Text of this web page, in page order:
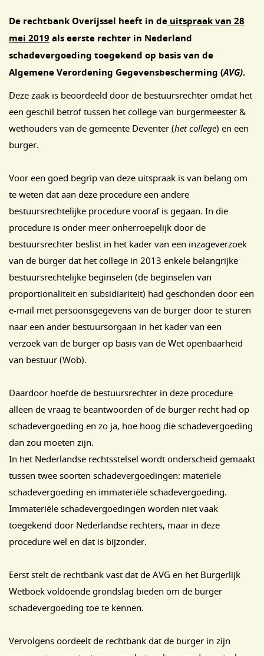
De rechtbank Overijssel heeft in de uitspraakvan 28
mei 2019 als eerste rechter in Nederland
schadevergoeding toegekend op basis van de
Algemene Verordening Gegevensbescherming (AVG).
Deze zaak is beoordeeld door de bestuursrechter omdat het
een geschil betrof tussen het college van burgermeester &
wethouders van de gemeente Deventer (het college) en een
burger.
Voor een goed begrip van deze uitspraak is van belang om
te weten dat aan deze procedure een andere
bestuursrechtelijke procedure vooraf is gegaan. In die
procedure is onder meer onherroepelijk door de
bestuursrechter beslist in het kader van een inzageverzoek
van de burger dat het college in 2013 enkele belangrijke
bestuursrechtelijke beginselen (de beginselen van
proportionaliteit en subsidiariteit) had geschonden door een
e-mail met persoonsgegevens van de burger door te sturen
naar een ander bestuursorgaan in het kader van een
verzoek van de burger op basis van de Wet openbaarheid
van bestuur (Wob).
Daardoor hoefde de bestuursrechter in deze procedure
alleen de vraag te beantwoorden of de burger recht had op
schadevergoeding en zo ja, hoe hoog die schadevergoeding
dan zou moeten zijn.
In het Nederlandse rechtsstelsel wordt onderscheid gemaakt
tussen twee soorten schadevergoedingen: materiele
schadevergoeding en immateriële schadevergoeding.
Immateriële schadevergoedingen worden niet vaak
toegekend door Nederlandse rechters, maar in deze
procedure wel en dat is bijzonder.
Eerst stelt de rechtbank vast dat de AVG en het Burgerlijk
Wetboek voldoende grondslag bieden om de burger
schadevergoeding toe te kennen.
Vervolgens oordeelt de rechtbank dat de burger in zijn